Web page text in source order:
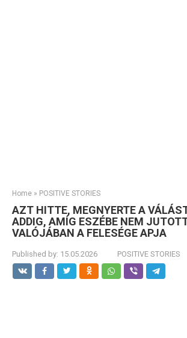
Home » POSITIVE STORIES
AZT HITTE, MEGNYERTE A
ADDIG, AMÍG ESZÉBE NEM
VALÓJÁBAN A FELESÉGE APJA
Published by: 15.05.2026 POSITIVE STORIES